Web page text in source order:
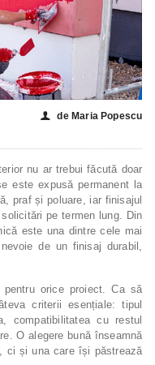
👤 de Maria Popescu
nu ar trebui făcută doar
este expusă permanent la
praf și poluare, iar finisajul
pe termen lung. Din
este una dintre cele mai
de un finisaj durabil,
orice proiect. Ca să
criterii esențiale: tipul
compatibilitatea cu restul
O alegere bună înseamnă
ci și una care își păstrează